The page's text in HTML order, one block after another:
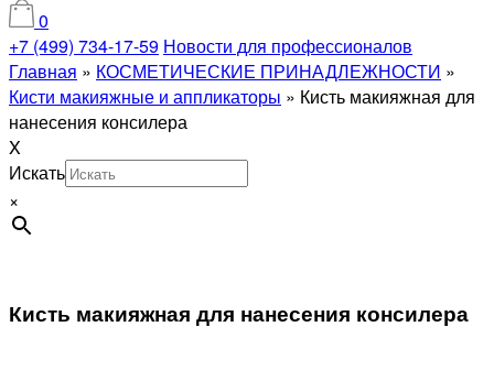
0
+7 (499) 734-17-59 Новости для профессионалов
Главная » КОСМЕТИЧЕСКИЕ ПРИНАДЛЕЖНОСТИ »
Кисти макияжные и аппликаторы » Кисть макияжная для
нанесения консилера
X
Искать
×
Кисть макияжная для нанесения консилера